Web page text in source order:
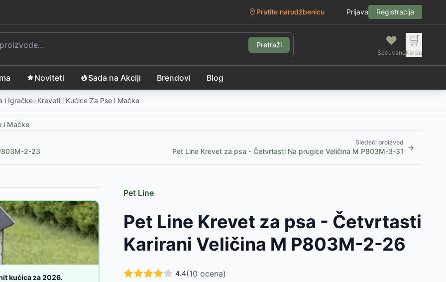
Pratite narudžbenicu Prijava Registracija
Pretraži ❤️
Sačuvano
🛒
Korpa
Noviteti Sada na Akciji Brendovi Blog
i Igračke>Kreveti i Kućice Za Pse i Mačke
i Mačke
2-23
Sledeći proizvod
Pet Line Krevet za psa - Četvrtasti Na prugice Veličina M P803M-3-31 →
99352387-3100RSD
99352388-3100RSD
- 3885 RSD
- 3885 RSD
RSD
Trixie 927119-3000RSD
-3000RSD
kućica za 2026.
Pet Line
Pet Line Krevet za psa - Četvrtasti
Karirani Veličina M P803M-2-26
4.4(10 ocena)